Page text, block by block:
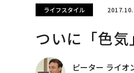
ライフスタイル
ついに「色
ピーター ライ